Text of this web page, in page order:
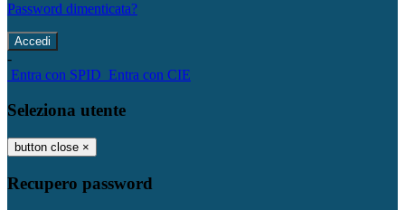
Password dimenticata?
-
Entra con SPID Entra con CIE
Seleziona utente
button close ×
Recupero password